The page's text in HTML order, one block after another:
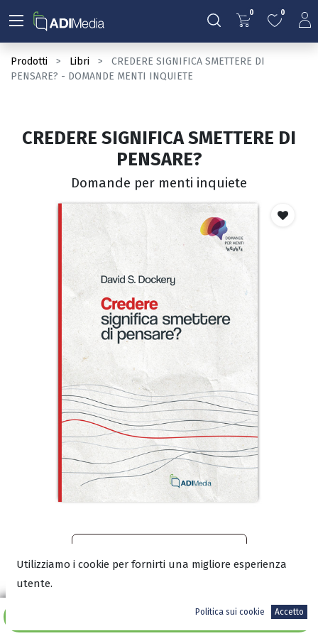
0 0
Prodotti Libri
CREDERE SIGNIFICA SMETTERE DI
PENSARE? - DOMANDE MENTI INQUIETE
Aggiungi al carrello
CREDERE SIGNIFICA SMETTERE DI
PENSARE?
Domande per menti inquiete
Utilizziamo i cookie per fornirti una migliore esperienza
utente.
Politica sui cookie Accetto